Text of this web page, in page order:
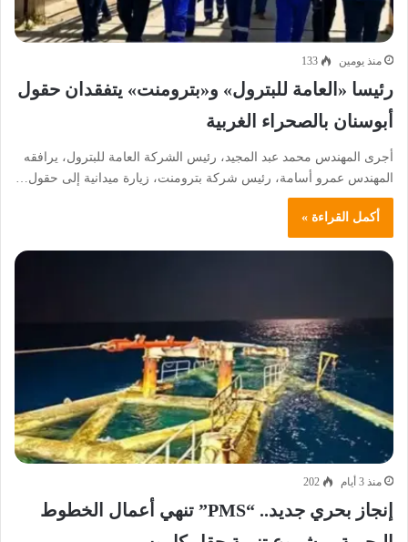
منذ يومين 133
رئيسا «العامة للبترول» و«بترومنت» يتفقدان حقول
أبوسنان بالصحراء الغربية
أجرى المهندس محمد عبد المجيد، رئيس الشركة العامة للبترول، يرافقه
المهندس عمرو أسامة، رئيس شركة بترومنت، زيارة ميدانية إلى حقول…
أكمل القراءة »
منذ 3 أيام 202
إنجاز بحري جديد.. “PMS” تنهي أعمال الخطوط